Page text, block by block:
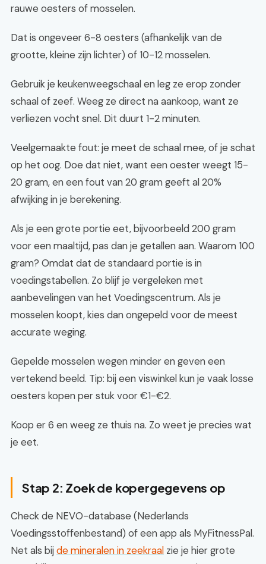
rauwe oesters of mosselen.
Dat is ongeveer 6-8 oesters (afhankelijk van de
grootte, kleine zijn lichter) of 10-12 mosselen.
Gebruik je keukenweegschaal en leg ze erop zonder
schaal of zeef. Weeg ze direct na aankoop, want ze
verliezen vocht snel. Dit duurt 1-2 minuten.
Veelgemaakte fout: je meet de schaal mee, of je schat
op het oog. Doe dat niet, want een oester weegt 15-
20 gram, en een fout van 20 gram geeft al 20%
afwijking in je berekening.
Als je een grote portie eet, bijvoorbeeld 200 gram
voor een maaltijd, pas dan je getallen aan. Waarom 100
gram? Omdat dat de standaard portie is in
voedingstabellen. Zo blijf je vergeleken met
aanbevelingen van het Voedingscentrum. Als je
mosselen koopt, kies dan ongepeld voor de meest
accurate weging.
Gepelde mosselen wegen minder en geven een
vertekend beeld. Tip: bij een viswinkel kun je vaak losse
oesters kopen per stuk voor €1-€2.
Koop er 6 en weeg ze thuis na. Zo weet je precies wat
je eet.
Stap 2: Zoek de kopergegevens op
Check de NEVO-database (Nederlands
Voedingsstoffenbestand) of een app als MyFitnessPal.
Net als bijde mineralen in zeekraal zie je hier grote